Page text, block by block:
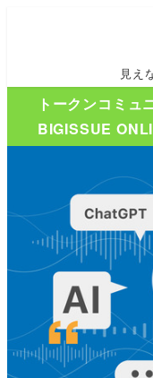
見え
トークンコミ
BIGISSUE